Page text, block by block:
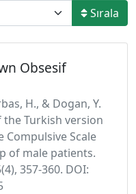
Sırala
Obsesif
H., & Dogan, Y.
the Turkish version
Compulsive Scale
of male patients.
357-360. DOI: